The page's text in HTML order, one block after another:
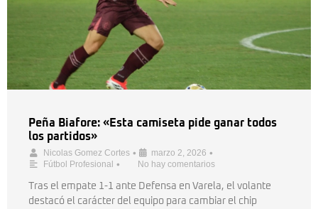
Peña Biafore: «Esta camiseta pide ganar todos
los partidos»
Nicolas Gomez Cortes • marzo 2, 2026 •
Fútbol Profesional • No hay comentarios
Tras el empate 1-1 ante Defensa en Varela, el volante
destacó el carácter del equipo para cambiar el chip